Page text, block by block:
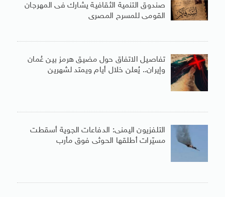
صندوق التنمية الثقافية يشارك فى المهرجان
القومى للمسرح المصرى
تفاصيل الاتفاق حول مضيق هرمز بين عُمان
وإيران.. يُعلن خلال أيام ويمتد لشهرين
التلفزيون اليمنى: الدفاعات الجوية أسقطت
مسيّرات أطلقها الحوثى فوق مأرب